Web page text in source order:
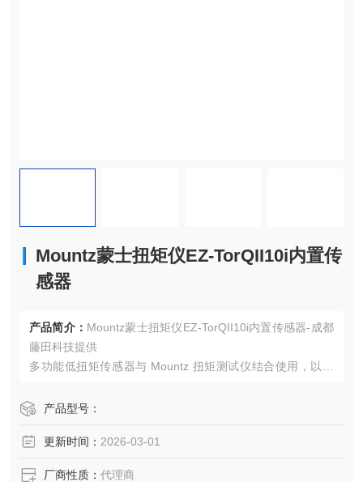
Mountz蒙士扭矩仪EZ-TorQII10i内置传
感器
产品简介： Mountz蒙士扭矩仪EZ-TorQII10i内置传感器-成都
藤田科技提供
多功能低扭矩传感器与 Mountz 扭矩测试仪结合使用，以满
扭矩范围的测试需求。微型扭矩传感器是一种台式校准仪
控制扭矩是公司确保其产品的质量、安全性和可靠性不受影
产品型号：
更新时间： 2026-03-01
厂商性质： 代理商